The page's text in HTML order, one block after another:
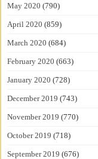
May 2020 (790)
April 2020 (859)
March 2020 (684)
February 2020 (663)
January 2020 (728)
December 2019 (743)
November 2019 (770)
October 2019 (718)
September 2019 (676)